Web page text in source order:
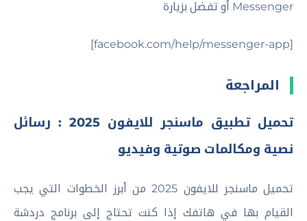
Messenger أو تفضل بزيارة
[facebook.com/help/messenger-app]
المراجعة
تحميل تطبيق ماسنجر للايفون 2025 : رسائل
نصية ومكالمات صوتية وفيديو
تحميل ماسنجر للايفون 2025 من أبرز الخطوات التي يجب
القيام بها في هاتفك إذا كنت تحتاج إلى برنامج دردشة